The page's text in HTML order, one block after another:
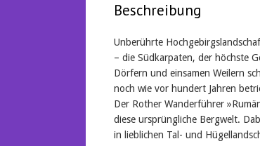
Beschreibung
Unberührte
– die Südkarpaten, der höchste
Dörfern und einsamen Weilern
noch wie vor hundert Jahren
Der Rother Wanderführer
diese ursprüngliche Bergwelt.
in lieblichen Tal- und